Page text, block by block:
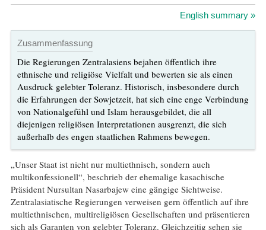
English summary »
Zusammenfassung
Die Regierungen Zentralasiens bejahen öffentlich ihre
ethnische und religiöse Vielfalt und bewerten sie als einen
Ausdruck gelebter Toleranz. Historisch, insbesondere durch
die Erfahrungen der Sowjetzeit, hat sich eine enge Verbindung
von Nationalgefühl und Islam herausgebildet, die all
diejenigen religiösen Interpretationen ausgrenzt, die sich
außerhalb des engen staatlichen Rahmens bewegen.
„Unser Staat ist nicht nur multiethnisch, sondern auch
multikonfessionell“, beschrieb der ehemalige kasachische
Präsident Nursultan Nasarbajew eine gängige Sichtweise.
Zentralasiatische Regierungen verweisen gern öffentlich auf ihre
multiethnischen, multireligiösen Gesellschaften und präsentieren
sich als Garanten von gelebter Toleranz. Gleichzeitig sehen sie